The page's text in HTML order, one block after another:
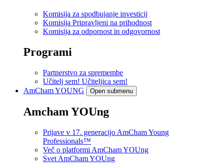
Komisija za spodbujanje investicij
Komisija Pripravljeni na prihodnost
Komisija za odpornost in odgovornost
Programi
Partnerstvo za spremembe
Učitelj sem! Učiteljica sem!
AmChamYOUNG Open submenu
Amcham YOUng
Prijave v 17. generacijo AmCham Young
Professionals™
Več o platformi AmCham YOUng
Svet AmCham YOUng